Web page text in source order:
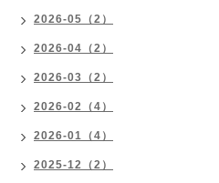
2026-05（2）
2026-04（2）
2026-03（2）
2026-02（4）
2026-01（4）
2025-12（2）